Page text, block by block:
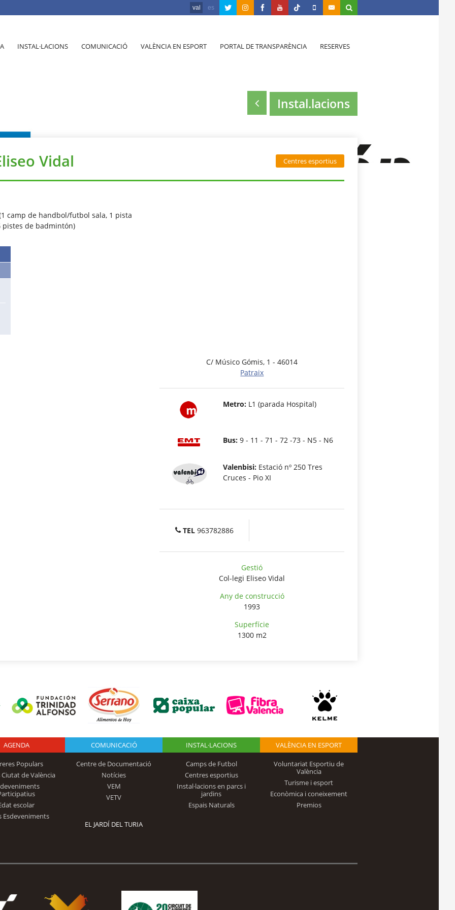
val es
INSTAL·LACIONS COMUNICACIÓ VALÈNCIA EN ESPORT PORTAL DE TRANSPARÈNCIA RESERVES
Instal.lacions
Vidal Centres esportius
camp de handbol/futbol sala, 1 pista
pistes de badmintón)
C/ Músico Gómis, 1 - 46014
Patraix
Metro: L1 (parada Hospital)
Bus: 9 - 11 - 71 - 72 -73 - N5 - N6
Valenbisi: Estació nº 250 Tres
Cruces - Pio XI
TEL 963782886
Gestió
Col-legi Eliseo Vidal
Any de construcció
1993
Superfície
1300 m2
Logo Fundación
Trinidad Alfonso
AGENDA
Populars
de València
escolar
Esdeveniments
COMUNICACIÓ
Centre de Documentació
Notícies
VEM
VETV
INSTAL·LACIONS
Camps de Futbol
Centres esportius
Instal·lacions en parcs i
jardins
Espais Naturals
VALÈNCIA EN ESPORT
Voluntariat Esportiu de
València
Turisme i esport
Econòmica i coneixement
Premios
EL JARDÍ DEL TURIA